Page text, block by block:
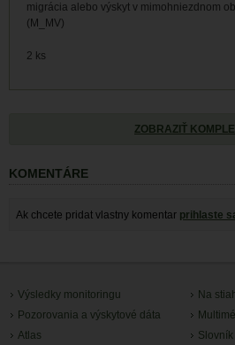
migrácia alebo výskyt v mimohniezdnom
(M_MV)
2 ks
ZOBRAZIŤ
KOMENTÁRE
Ak chcete pridat vlastny komentar prihlaste
Výsledky monitoringu
Pozorovania a výskytové dáta
Atlas
Na
Slovník